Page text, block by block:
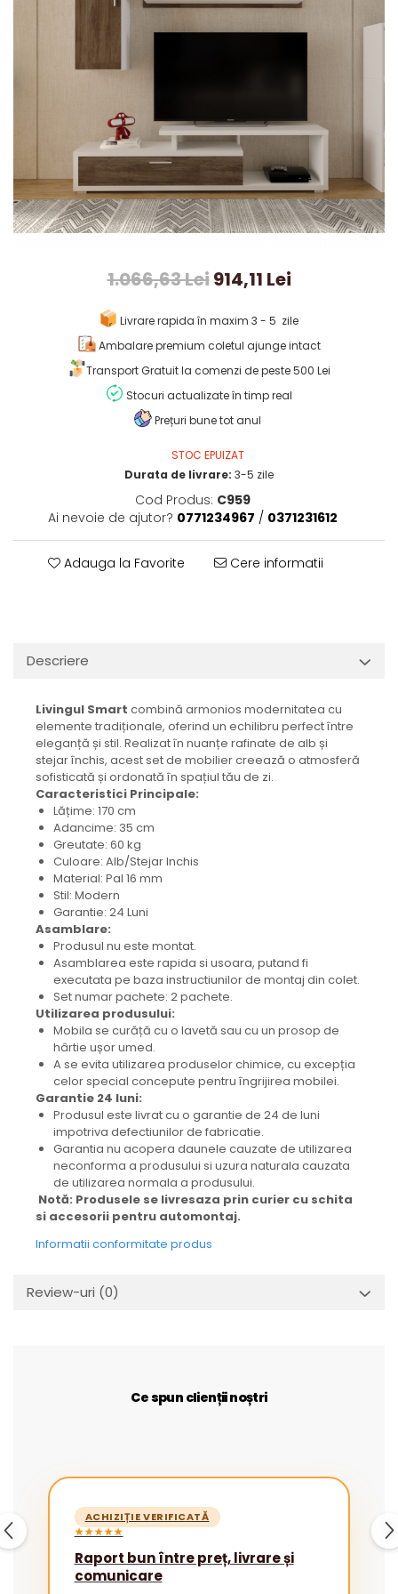
1.066,63 Lei914,11 Lei
Livrare rapida în maxim 3 - 5 zile
Ambalare premium coletul ajunge intact
Transport Gratuit la comenzi de peste 500 Lei
Stocuri actualizate în timp real
Prețuri bune tot anul
STOC EPUIZAT
Durata de livrare: 3-5 zile
Cod Produs: C959
Ai nevoie de ajutor? 0771234967 / 0371231612
Adauga la Favorite Cere informatii
Descriere
Livingul Smart combină armonios modernitatea cu
elemente tradiționale, oferind un echilibru perfect între
eleganță și stil. Realizat în nuanțe rafinate de alb și
stejar închis, acest set de mobilier creează o atmosferă
sofisticată și ordonată în spațiul tău de zi.
Caracteristici Principale:
Lățime: 170 cm
Adancime: 35 cm
Greutate: 60 kg
Culoare: Alb/Stejar Inchis
Material: Pal 16 mm
Stil: Modern
Garantie: 24 Luni
Asamblare:
Produsul nu este montat.
Asamblarea este rapida si usoara, putand fi
executata pe baza instructiunilor de montaj din colet.
Set numar pachete: 2 pachete.
Utilizarea produsului:
Mobila se curăță cu o lavetă sau cu un prosop de
hârtie ușor umed.
A se evita utilizarea produselor chimice, cu excepția
celor special concepute pentru îngrijirea mobilei.
Garantie 24 luni:
Produsul este livrat cu o garantie de 24 de luni
impotriva defectiunilor de fabricatie.
Garantia nu acopera daunele cauzate de utilizarea
neconforma a produsului si uzura naturala cauzata
de utilizarea normala a produsului.
Notă: Produsele se livresaza prin curier cu schita
si accesorii pentru automontaj.
Informatii conformitate produs
Review-uri (0)
Ce spun clienții noștri
ACHIZIȚIE VERIFICATĂ
★★★★★
Raport bun între preț, livrare și
comunicare